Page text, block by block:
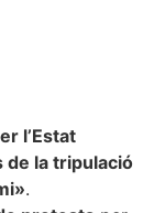
l’Estat
de la tripulació
.